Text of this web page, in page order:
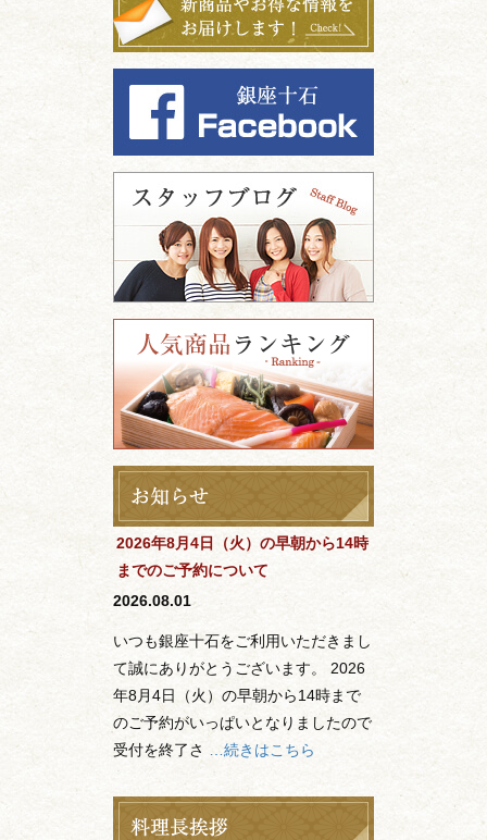
2026年8月4日（火）の早朝から14時
までのご予約について
2026.08.01
いつも銀座十石をご利用いただきまし
て誠にありがとうございます。 2026
年8月4日（火）の早朝から14時まで
のご予約がいっぱいとなりましたので
受付を終了さ
…続きはこちら